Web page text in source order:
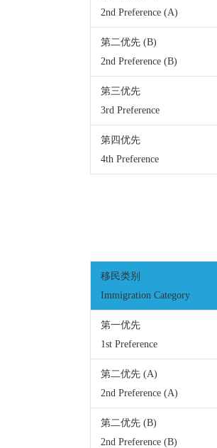
2nd Preference (A)
第二优先 (B)
2nd Preference (B)
第三优先
3rd Preference
第四优先
4th Preference
移民类别
Immigration Category
第一优先
1st Preference
第二优先 (A)
2nd Preference (A)
第二优先 (B)
2nd Preference (B)